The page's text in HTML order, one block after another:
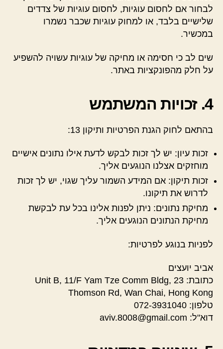
לבחור אם לחסום עוגיות, לחסום עוגיות של צדדים
שלישיים בלבד, או למחוק עוגיות שכבר נשמרו
במכשיר.
שים לב כי חסימה או מחיקה של עוגיות עשויה להשפיע
על חלק מהפונקציות באתר.
4. זכויות המשתמש
בהתאם לחוק הגנת הפרטיות ותיקון 13:
זכות עיון: יש לך זכות לבקש לדעת אילו נתונים אישיים
מוחזקים אצלנו הנוגעים אליך.
זכות תיקון: אם המידע השמור עליך שגוי, יש לך זכות
לדרוש את תיקונו.
מחיקת נתונים: ניתן לפנות אלינו בכל עת לבקשת
מחיקת הנתונים הנוגעים אליך.
לפניות בנוגע לפרטיות:
אביב יועצים
כתובת: Unit B, 11/F Yam Tze Comm Bldg, 23
Thomson Rd, Wan Chai, Hong Kong
טלפון: 072-3931040
דוא"ל: aviv.8008@gmail.com